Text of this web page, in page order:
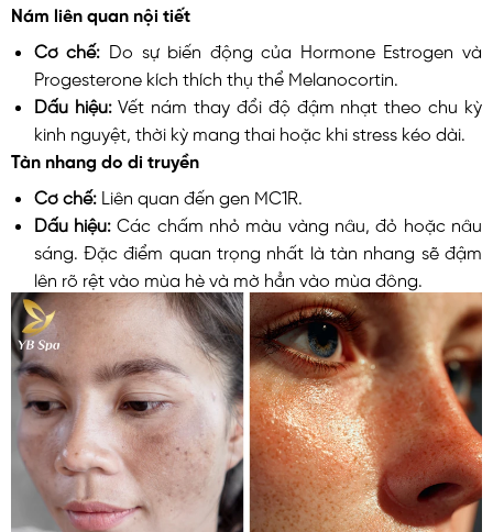
Nám liên quan nội tiết
Cơ chế: Do sự biến động của Hormone Estrogen và
Progesterone kích thích thụ thể Melanocortin.
Dấu hiệu:Vết nám thay đổi độ đậm nhạt theo chu kỳ
kinh nguyệt, thời kỳ mang thai hoặc khi stress kéo dài.
Tàn nhang do di truyền
Cơ chế:Liên quan đến gen MC1R.
Dấu hiệu: Các chấm nhỏ màu vàng nâu, đỏ hoặc nâu
sáng. Đặc điểm quan trọng nhất là tàn nhang sẽ đậm
lên rõ rệt vào mùa hè và mờ hẳn vào mùa đông.